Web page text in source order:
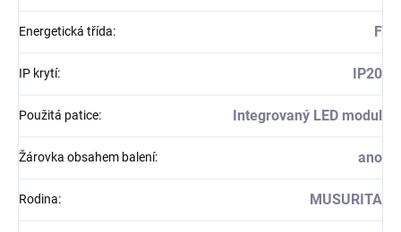
Energetická třída: F
IP krytí: IP20
Použitá patice: Integrovaný LED modul
Žárovka obsahem balení: ano
Rodina: MUSURITA